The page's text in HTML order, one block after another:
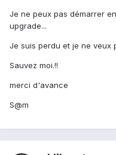
Je ne peux pas démarrer
upgrade...
Je suis perdu et je ne veux
Sauvez moi.!!
merci d'avance
S@m